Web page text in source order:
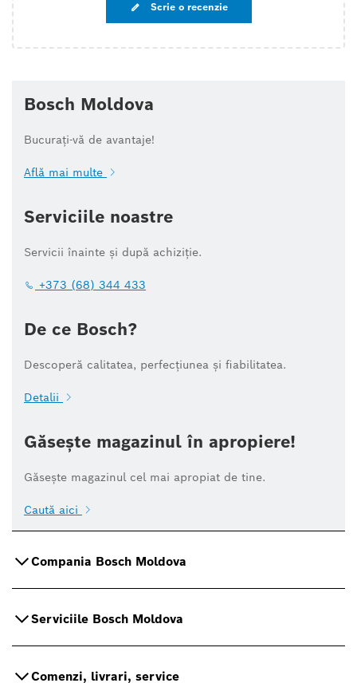
Scrie o recenzie
Bosch Moldova
Bucurați-vă de avantaje!
Află mai multe
Serviciile noastre
Servicii înainte și după achiziție.
+373 (68) 344 433
De ce Bosch?
Descoperă calitatea, perfecțiunea și fiabilitatea.
Detalii
Găsește magazinul în apropiere!
Găsește magazinul cel mai apropiat de tine.
Caută aici
Compania Bosch Moldova
Serviciile Bosch Moldova
Comenzi, livrari, service